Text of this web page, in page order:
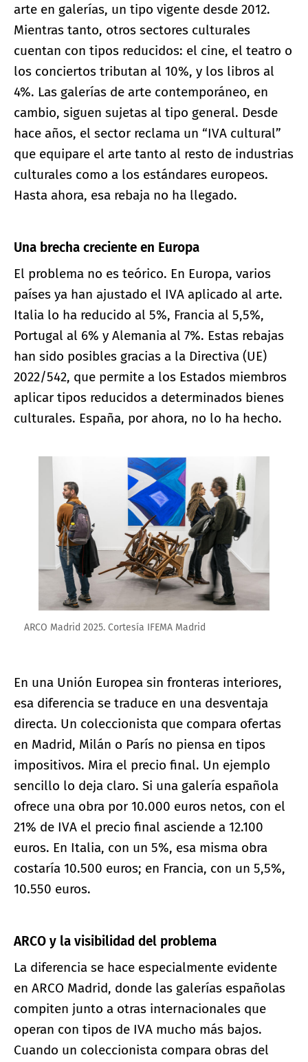
arte en galerías, un tipo vigente desde 2012.
Mientras tanto, otros sectores culturales
cuentan con tipos reducidos: el cine, el teatro o
los conciertos tributan al 10%, y los libros al
4%. Las galerías de arte contemporáneo, en
cambio, siguen sujetas al tipo general. Desde
hace años, el sector reclama un “IVA cultural”
que equipare el arte tanto al resto de industrias
culturales como a los estándares europeos.
Hasta ahora, esa rebaja no ha llegado.
Una brecha creciente en Europa
El problema no es teórico. En Europa, varios
países ya han ajustado el IVA aplicado al arte.
Italia lo ha reducido al 5%, Francia al 5,5%,
Portugal al 6% y Alemania al 7%. Estas rebajas
han sido posibles gracias a la Directiva (UE)
2022/542, que permite a los Estados miembros
aplicar tipos reducidos a determinados bienes
culturales. España, por ahora, no lo ha hecho.
Ampliar imagen
ARCO Madrid 2025. Cortesía IFEMA Madrid
En una Unión Europea sin fronteras interiores,
esa diferencia se traduce en una desventaja
directa. Un coleccionista que compara ofertas
en Madrid, Milán o París no piensa en tipos
impositivos. Mira el precio final. Un ejemplo
sencillo lo deja claro. Si una galería española
ofrece una obra por 10.000 euros netos, con el
21% de IVA el precio final asciende a 12.100
euros. En Italia, con un 5%, esa misma obra
costaría 10.500 euros; en Francia, con un 5,5%,
10.550 euros.
ARCO y la visibilidad del problema
La diferencia se hace especialmente evidente
en ARCO Madrid, donde las galerías españolas
compiten junto a otras internacionales que
operan con tipos de IVA mucho más bajos.
Cuando un coleccionista compara obras del